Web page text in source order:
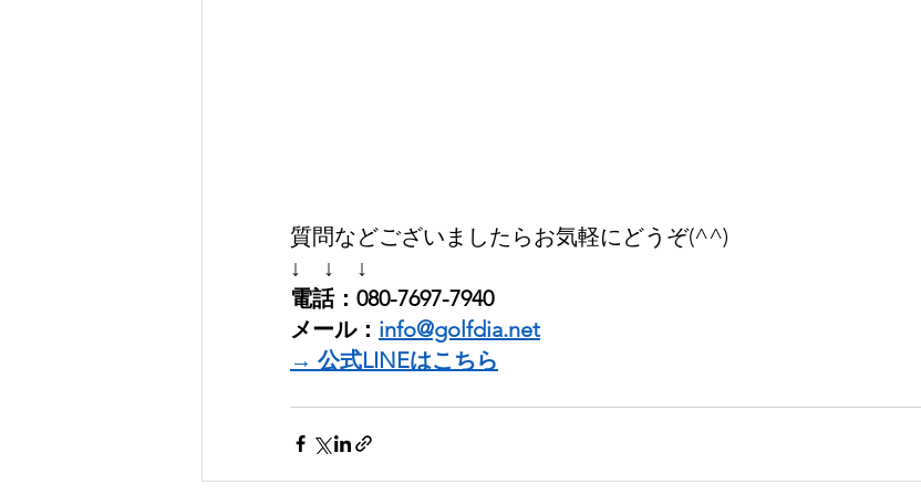
質問などございましたらお気軽にどうぞ(^^)
↓　↓　↓
電話：080-7697-7940
メール： info@golfdia.net
→ 公式LINEはこちら